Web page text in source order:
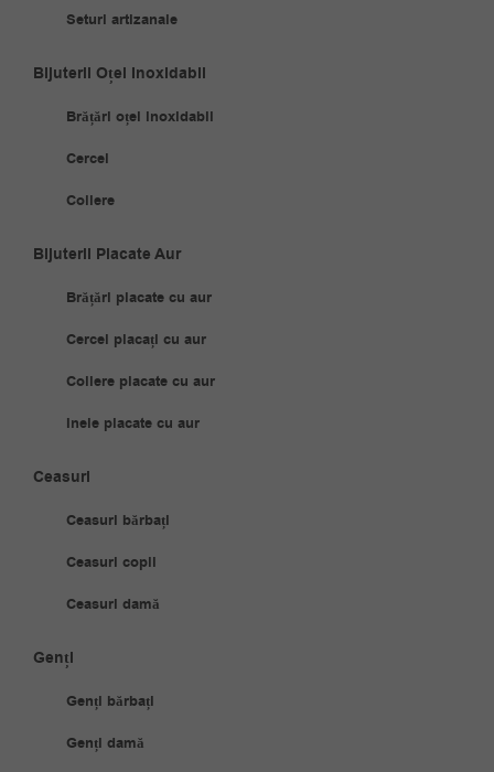
Seturi artizanale
Bijuterii Oțel Inoxidabil
Brățări oțel inoxidabil
Cercei
Coliere
Bijuterii Placate Aur
Brățări placate cu aur
Cercei placați cu aur
Coliere placate cu aur
Inele placate cu aur
Ceasuri
Ceasuri bărbați
Ceasuri copii
Ceasuri damă
Genți
Genți bărbați
Genți damă